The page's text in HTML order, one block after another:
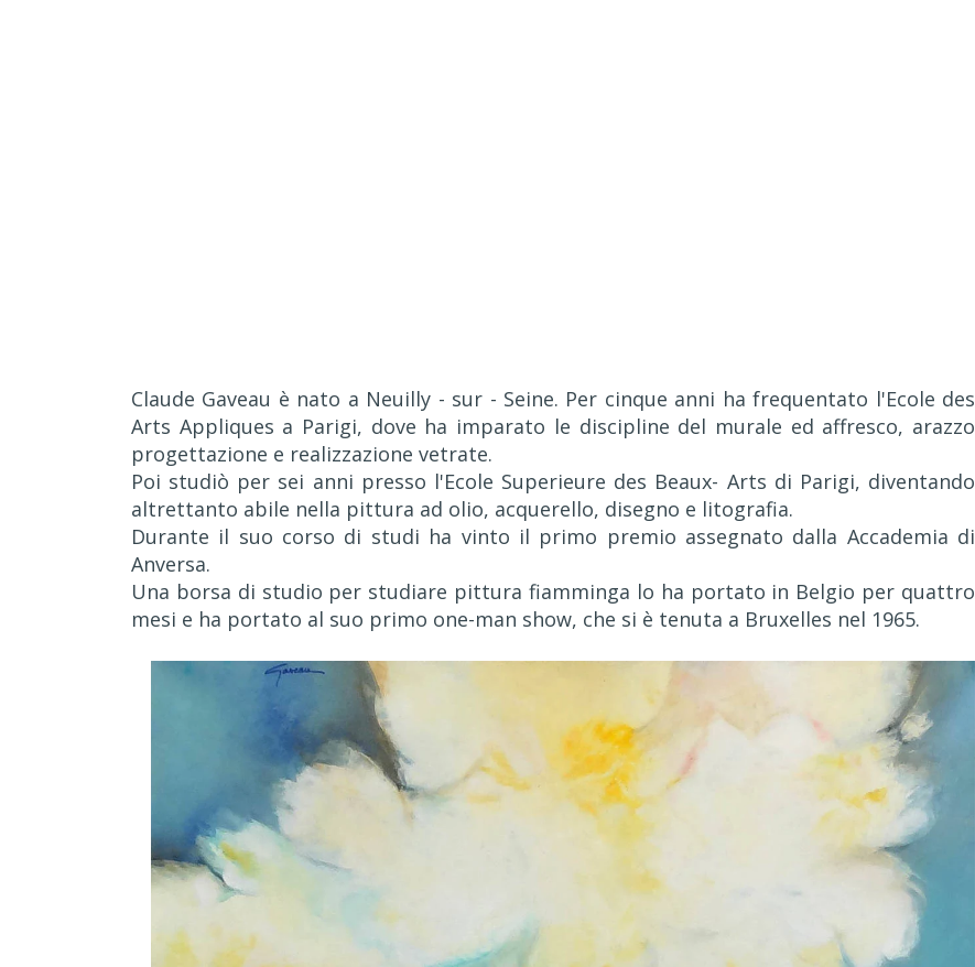
Claude Gaveau è nato a Neuilly - sur - Seine. Per cinque anni ha frequentato l'Ecole des
Arts Appliques a Parigi, dove ha imparato le discipline del murale ed affresco, arazzo
progettazione e realizzazione vetrate.
Poi studiò per sei anni presso l'Ecole Superieure des Beaux- Arts di Parigi, diventando
altrettanto abile nella pittura ad olio, acquerello, disegno e litografia.
Durante il suo corso di studi ha vinto il primo premio assegnato dalla Accademia di
Anversa.
Una borsa di studio per studiare pittura fiamminga lo ha portato in Belgio per quattro
mesi e ha portato al suo primo one-man show, che si è tenuta a Bruxelles nel 1965.